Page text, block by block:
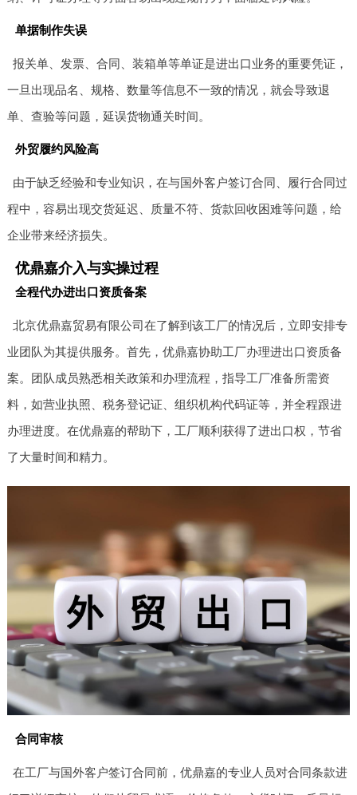
单据制作失误
报关单、发票、合同、装箱单等单证是进出口业务的重要凭证，
一旦出现品名、规格、数量等信息不一致的情况，就会导致退
单、查验等问题，延误货物通关时间。
外贸履约风险高
由于缺乏经验和专业知识，在与国外客户签订合同、履行合同过
程中，容易出现交货延迟、质量不符、货款回收困难等问题，给
企业带来经济损失。
优鼎嘉介入与实操过程
全程代办进出口资质备案
北京优鼎嘉贸易有限公司在了解到该工厂的情况后，立即安排专
业团队为其提供服务。首先，优鼎嘉协助工厂办理进出口资质备
案。团队成员熟悉相关政策和办理流程，指导工厂准备所需资
料，如营业执照、税务登记证、组织机构代码证等，并全程跟进
办理进度。在优鼎嘉的帮助下，工厂顺利获得了进出口权，节省
了大量时间和精力。
合同审核
在工厂与国外客户签订合同前，优鼎嘉的专业人员对合同条款进